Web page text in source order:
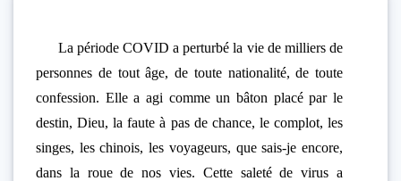
La période COVID a perturbé la vie de milliers de
personnes de tout âge, de toute nationalité, de toute
confession. Elle a agi comme un bâton placé par le
destin, Dieu, la faute à pas de chance, le complot, les
singes, les chinois, les voyageurs, que sais-je encore,
dans la roue de nos vies. Cette saleté de virus a